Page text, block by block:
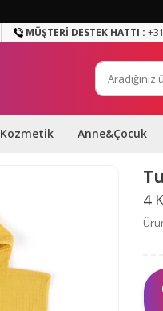
MÜŞTERI DESTEK HATTI :
Kozmetik Anne&Çocuk
4